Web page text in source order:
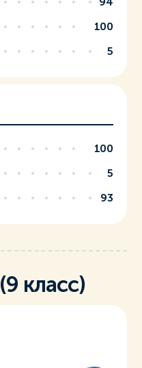
100
5
100
5
93
(9 класс)